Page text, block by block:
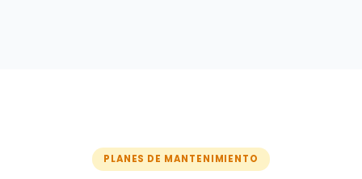
PLANES DE MANTENIMIENTO